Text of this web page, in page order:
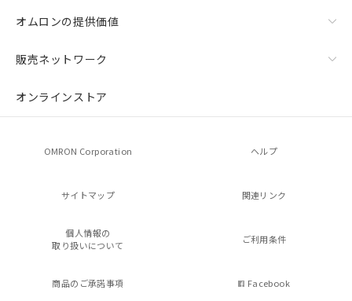
オムロンの提供価値
販売ネットワーク
オンラインストア
OMRON Corporation ヘルプ
サイトマップ 関連リンク
個人情報の
取り扱いについて
ご利用条件
商品のご承諾事項 Facebook